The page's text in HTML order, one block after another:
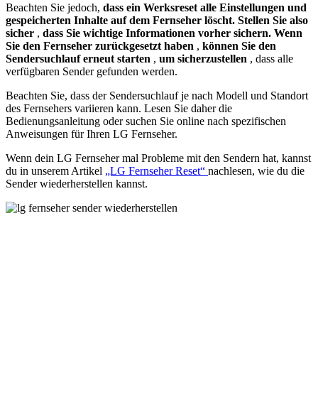
Beachten Sie jedoch, dass ein Werksreset alle Einstellungen und
gespeicherten Inhalte auf dem Fernseher löscht. Stellen Sie also
sicher , dass Sie wichtige Informationen vorher sichern. Wenn
Sie den Fernseher zurückgesetzt haben , können Sie den
Sendersuchlauf erneut starten , um sicherzustellen , dass alle
verfügbaren Sender gefunden werden.
Beachten Sie, dass der Sendersuchlauf je nach Modell und Standort
des Fernsehers variieren kann. Lesen Sie daher die
Bedienungsanleitung oder suchen Sie online nach spezifischen
Anweisungen für Ihren LG Fernseher.
Wenn dein LG Fernseher mal Probleme mit den Sendern hat, kannst
du in unserem Artikel „LG Fernseher Reset“ nachlesen, wie du die
Sender wiederherstellen kannst.